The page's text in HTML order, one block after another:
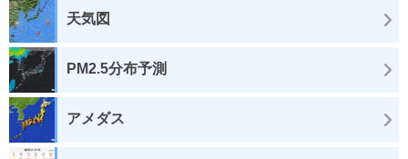
天気図
PM2.5分布予測
アメダス